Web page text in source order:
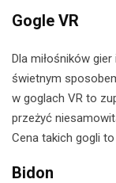
Gogle VR
Dla miłośników
świetnym
w goglach VR to
przeżyć
Cena takich gogli to
Bidon